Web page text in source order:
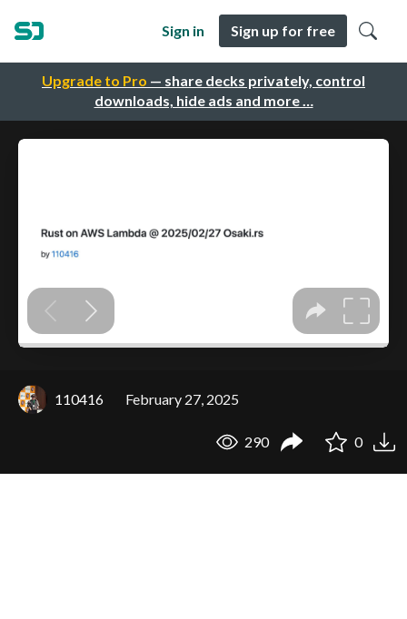
Upgrade to Pro — share decks privately, control
downloads, hide ads and more …
Sign in Sign up for free
110416 February 27, 2025
290 0